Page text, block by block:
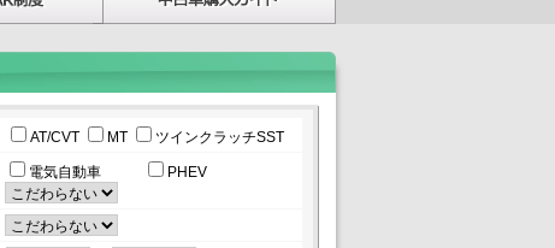
AT/CVT MT ツインクラッチSST
電気自動車 PHEV